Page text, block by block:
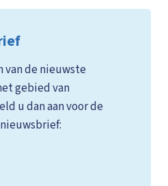
van de nieuwste
gebied van
u dan aan voor de